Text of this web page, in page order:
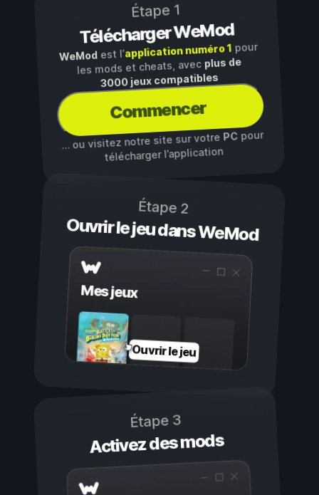
Étape 1
Télécharger WeMod
WeModest l’application numéro 1pour
les mods et cheats, avec plus de
3000 jeux compatibles
Commencer
… ou visitez notre site sur votre PCpour
télécharger l’application
Étape 2
Ouvrir le jeu dans WeMod
Mes jeux
Ouvrir le jeu
Étape 3
Activez des mods